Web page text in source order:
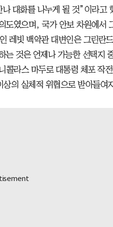
대화를 나누게 될 것”이라고
도였으며, 국가 안보 차원에서
레빗 백악관 대변인은 그린란
는 것은 언제나 가능한 선택지
콜라스 마두로 대통령 체포 작
의 실체적 위협으로 받아들여